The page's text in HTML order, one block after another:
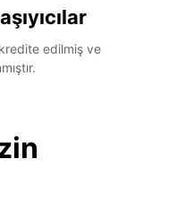
edilmiş ve